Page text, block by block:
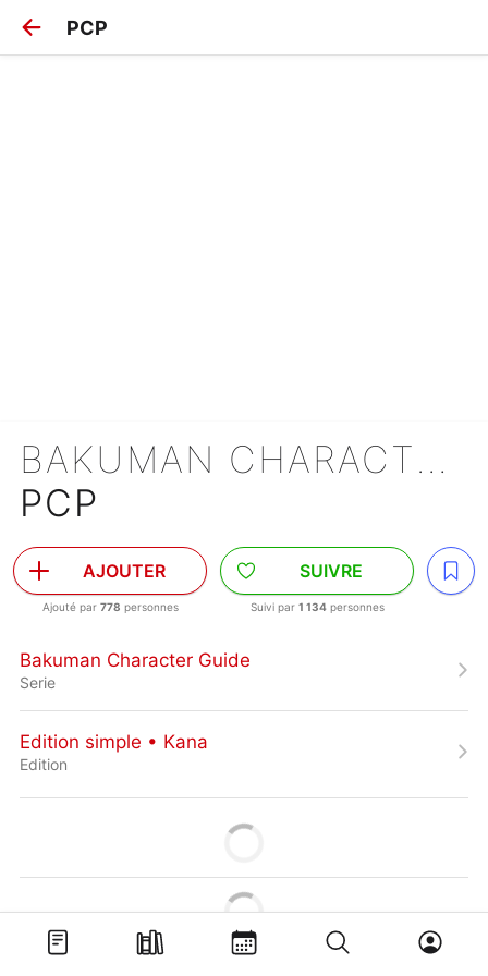
PCP
BAKUMAN CHARACTER GUIDE
PCP
AJOUTER
Ajouté par 778 personnes
SUIVRE
Suivi par 1 134personnes
Bakuman Character Guide
Serie
Edition simple • Kana
Edition